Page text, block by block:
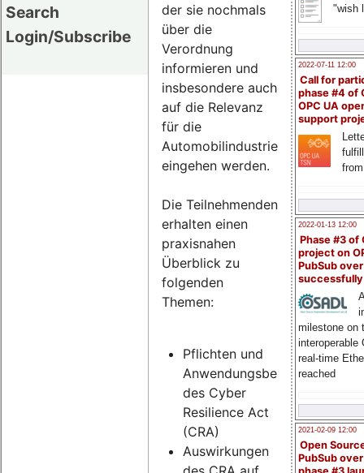
Search
Login/Subscribe
"wish
2022-07-11 12:00
Call for
phase #4 of
OPC UA
support
2022-01-13 12:00
Phase #3 of
project on
PubSub over
milestone on
interoperable
real-time
reached
2021-02-09 12:00
Open
PubSub
der sie nochmals
über die
Verordnung
informieren und
insbesondere auch
auf die Relevanz
für die
Automobilindustrie
eingehen werden.
Die Teilnehmenden
erhalten einen
praxisnahen
Überblick zu
folgenden
Themen:
Pflichten und
Anwendungsbereich
des Cyber
Resilience Act
(CRA)
Auswirkungen